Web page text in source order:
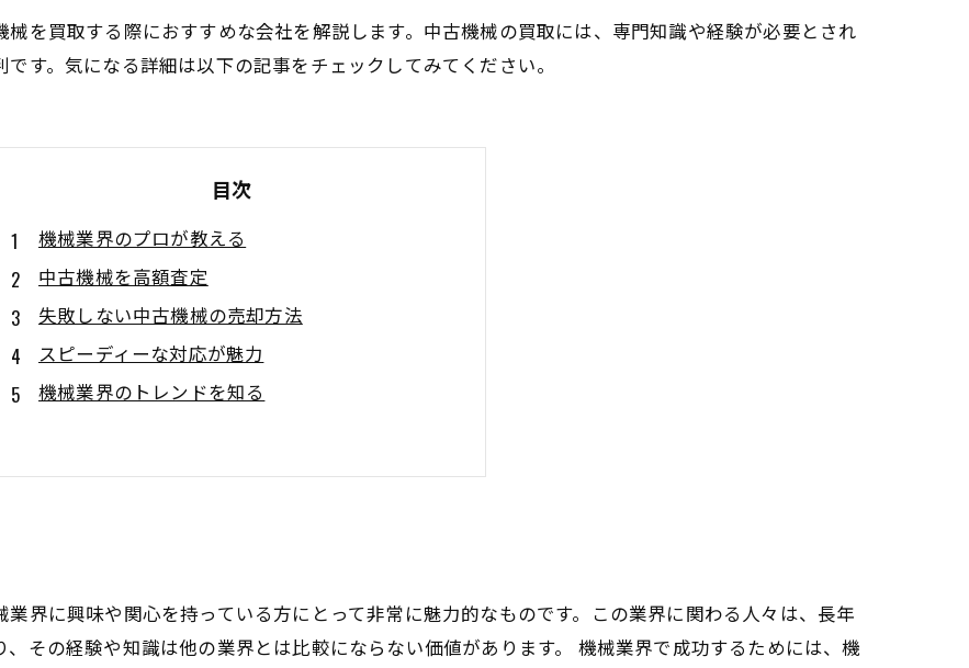
を買取する際におすすめな会社を解説します。中古機械の買取には、専門知識や経験が必要とされ
す。気になる詳細は以下の記事をチェックしてみてください。
目次
機械業界のプロが教える
中古機械を高額査定
失敗しない中古機械の売却方法
スピーディーな対応が魅力
機械業界のトレンドを知る
界に興味や関心を持っている方にとって非常に魅力的なものです。この業界に関わる人々は、長年
その経験や知識は他の業界とは比較にならない価値があります。 機械業界で成功するためには、機